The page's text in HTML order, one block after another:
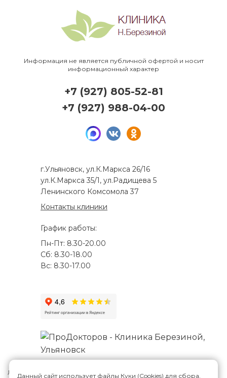
Информация не является публичной офертой и носит
информационный характер
г.Ульяновск, ул.К.Маркса 26/16
ул.К.Маркса 35/1, ул.Радищева 5
Ленинского Комсомола 37
Контакты клиники
График работы:
Пн-Пт: 8.30-20.00
Сб: 8.30-18.00
Вс: 8.30-17.00
+7 (927) 805-52-81
+7 (927) 988-04-00
Лицензия №Л041-01188-73/00287807
Данный сайт использует файлы Куки (Cookies) для сбора,